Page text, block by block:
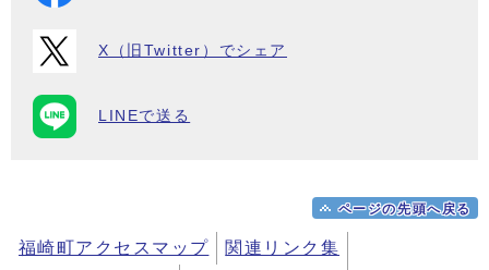
X（旧Twitter）でシェア
LINEで送る
ページの先頭へ戻る
福崎町アクセスマップ
関連リンク集